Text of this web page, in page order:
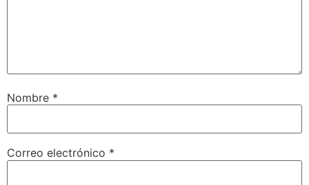
Nombre *
Correo electrónico *